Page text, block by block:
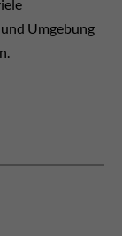
Umgebung